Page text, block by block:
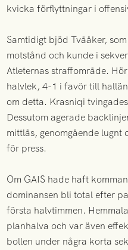
kvicka förflyttningar i
Samtidigt bjöd Tvååker,
motstånd och kunde i
Atleternas straffområde.
halvlek, 4-1 i favör till
om detta. Krasniqi
Dessutom agerade
mittlås, genomgående lugnt
för press.
Om GAIS hade haft
dominansen bli total efter
första halvtimmen.
planhalva och var även
bollen under några korta